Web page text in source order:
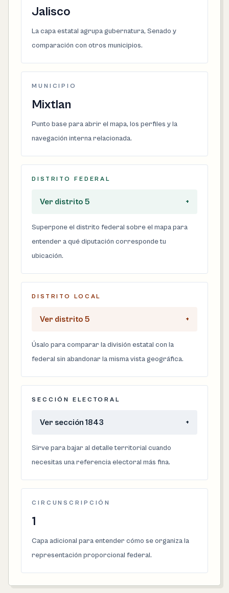
Jalisco
La capa estatal agrupa gubernatura, Senado y
comparación con otros municipios.
MUNICIPIO
Mixtlan
Punto base para abrir el mapa, los perfiles y la
navegación interna relacionada.
DISTRITO FEDERAL
Ver distrito 5 +
Superpone el distrito federal sobre el mapa para
entender a qué diputación corresponde tu
ubicación.
DISTRITO LOCAL
Ver distrito 5 +
Úsalo para comparar la división estatal con la
federal sin abandonar la misma vista geográfica.
SECCIÓN ELECTORAL
Ver sección 1843 +
Sirve para bajar al detalle territorial cuando
necesitas una referencia electoral más fina.
CIRCUNSCRIPCIÓN
1
Capa adicional para entender cómo se organiza la
representación proporcional federal.